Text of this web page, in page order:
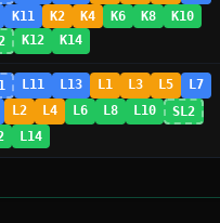
K11 K2 K4 K6 K8
K10
K12 K14
L11 L13 L1 L3 L5
L7
L2 L4 L6 L8 L10
SL2
L14